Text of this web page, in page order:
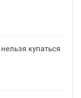
купаться